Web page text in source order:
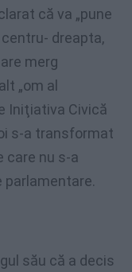
că va „pune
centru- dreapta,
merg
„om al
Iniţiativa Civică
s-a transformat
care nu s-a
parlamentare.
său că a decis